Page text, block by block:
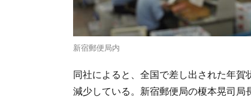
新宿郵便局内
同社によると、全国で差し出された年
減少している。新宿郵便局の榎本晃司